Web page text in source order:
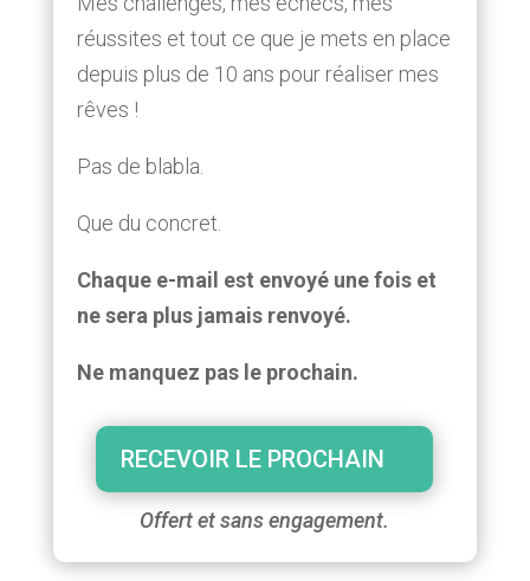
réussites et tout ce que je mets en place
depuis plus de 10 ans pour réaliser mes
rêves !
Pas de blabla.
Que du concret.
Chaque e-mail est envoyé une fois et
ne sera plus jamais renvoyé.
Ne manquez pas le prochain.
RECEVOIR LE PROCHAIN
Offert et sans engagement.